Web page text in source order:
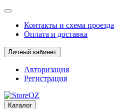
Контакты и схема проезда
Оплата и доставка
Личный кабинет
Авторизация
Регистрация
Каталог